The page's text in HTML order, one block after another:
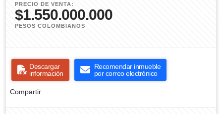
PRECIO DE VENTA:
$1.550.000.000
PESOS COLOMBIANOS
Descargar
información
Recomendar inmueble
por correo electrónico
Compartir